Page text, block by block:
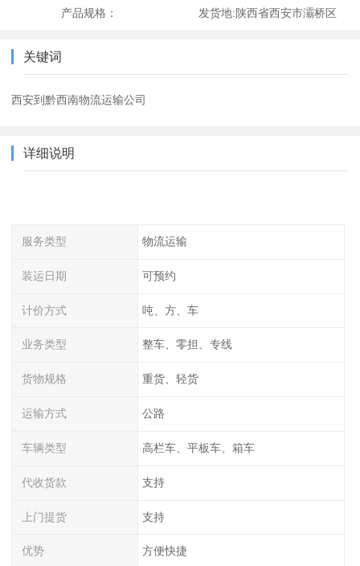
产品规格： 发货地:陕西省西安市灞桥区
关键词
西安到黔西南物流运输公司
详细说明
服务类型 物流运输
装运日期 可预约
计价方式 吨、方、车
业务类型 整车、零担、专线
货物规格 重货、轻货
运输方式 公路
车辆类型 高栏车、平板车、箱车
代收货款 支持
上门提货 支持
优势 方便快捷